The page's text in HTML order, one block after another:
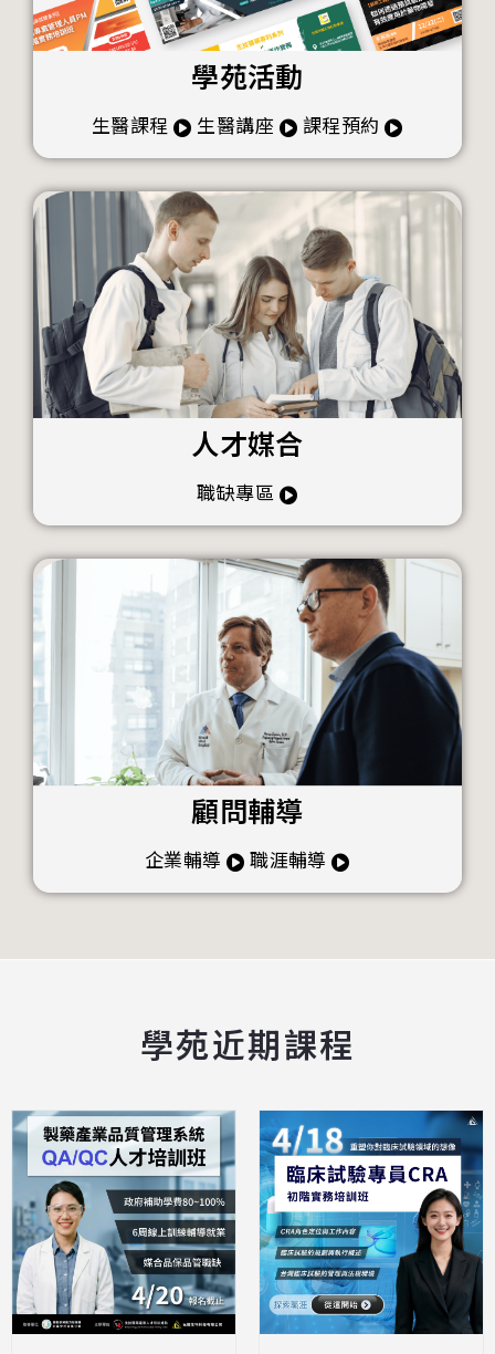
學苑活動
生醫課程 生醫講座 課程預約
人才媒合
職缺專區
顧問輔導
企業輔導 職涯輔導
學苑近期課程